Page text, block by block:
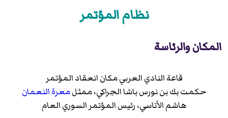
نظام المؤتمر
المكان والرئاسة
قاعة النادي العربي مكان انعقاد المؤتمر
حكمت بك بن نورس باشا الحِراكي، ممثلمعرة النعمان
هاشم الأتاسي، رئيس المؤتمر السوري العام